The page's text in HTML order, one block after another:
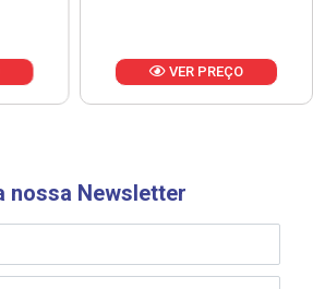
VER PREÇO
nossa Newsletter